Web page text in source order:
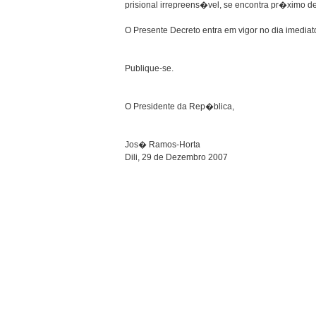
prisional irrepreens�vel, se encontra pr�ximo
O Presente Decreto entra em vigor no dia
Publique-se.
O Presidente da Rep�blica,
Jos� Ramos-Horta
Dili, 29 de Dezembro 2007